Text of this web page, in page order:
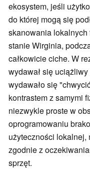
ekosystem, jeśli
do której mogą się
skanowania lokalnych
stanie Wirginia,
całkowicie ciche. W
wydawał się
wydawało się
kontrastem z samymi
niezwykle proste w
oprogramowaniu
użyteczności lokalnej,
zgodnie z
sprzęt.